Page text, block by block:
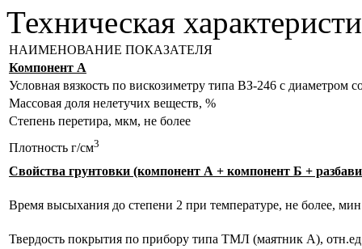
Техническая
НАИМЕНОВАНИЕ ПОКАЗАТЕЛЯ
Компонент А
Условная вязкость по вискозиметру типа ВЗ-246 с диаметром
Массовая доля нелетучих веществ, %
Степень перетира, мкм, не более
Плотность г/см3
Свойства грунтовки (компонент А + компонент Б +
Время высыхания до степени 2 при температуре, не более, мин
Твердость покрытия по прибору типа ТМЛ (маятник А),